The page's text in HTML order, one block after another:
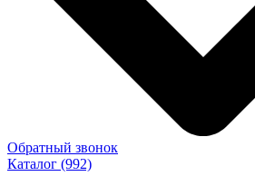
Обратный звонок
Каталог (992)